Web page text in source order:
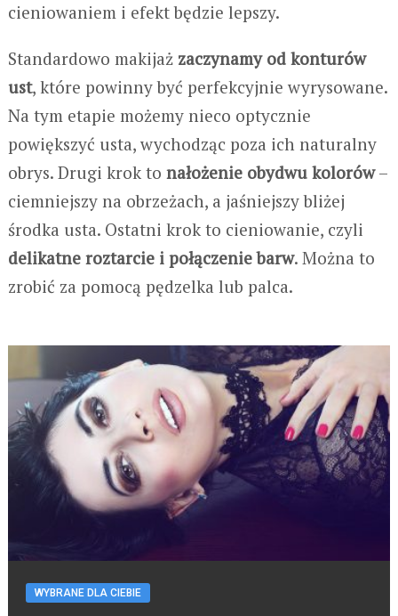
cieniowaniem i efekt będzie lepszy.
Standardowo makijaż zaczynamy od konturów
ust, które powinny być perfekcyjnie wyrysowane.
Na tym etapie możemy nieco optycznie
powiększyć usta, wychodząc poza ich naturalny
obrys. Drugi krok to nałożenie obydwu kolorów–
ciemniejszy na obrzeżach, a jaśniejszy bliżej
środka usta. Ostatni krok to cieniowanie, czyli
delikatne roztarcie i połączenie barw. Można to
zrobić za pomocą pędzelka lub palca.
WYBRANE DLA CIEBIE